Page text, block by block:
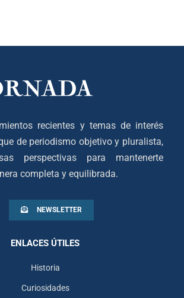
recientes y temas de interés
de periodismo objetivo y pluralista,
perspectivas para mantenerte
completa y equilibrada.
NEWSLETTER
ENLACES ÚTILES
Historia
Curiosidades